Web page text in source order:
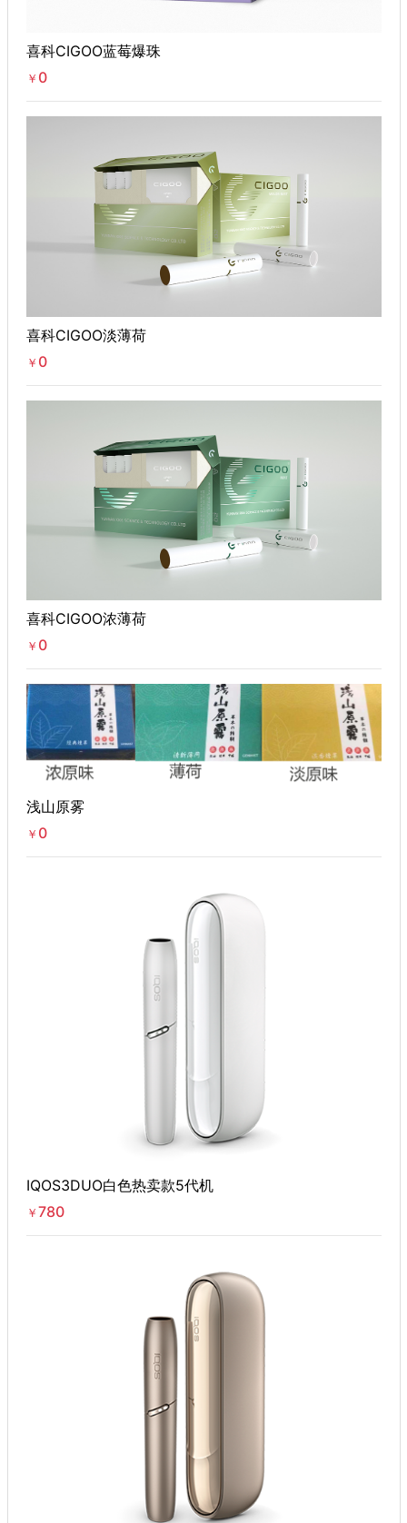
喜科CIGOO蓝莓爆珠
￥ 0
喜科CIGOO淡薄荷
￥ 0
喜科CIGOO浓薄荷
￥ 0
浅山原雾
￥ 0
IQOS3DUO白色热卖款5代机
￥ 780